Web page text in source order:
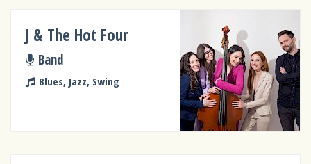
J & The Hot Four
Band
Blues, Jazz, Swing